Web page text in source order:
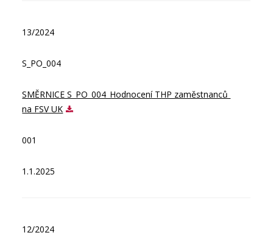
13/2024
S_PO_004
SMĚRNICE S_PO_004_Hodnocení THP zaměstnanců
na FSV UK
001
1.1.2025
12/2024